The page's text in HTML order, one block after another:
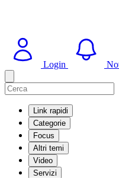
Login
Link rapidi
Categorie
Focus
Altri temi
Video
Servizi